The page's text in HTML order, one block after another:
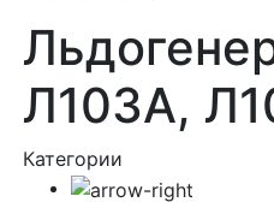
Л103А,
Категории